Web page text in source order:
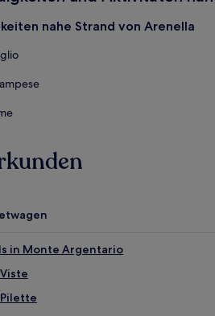
nahe Strand von Arenella
in Monte Argentario